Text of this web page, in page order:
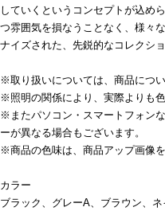
していくというコンセプトが込め
つ雰囲気を損なうことなく、様々
ナイズされた、先鋭的なコレクシ
※取り扱いについては、商品につ
※照明の関係により、実際よりも
※またパソコン・スマートフォン
ーが異なる場合もございます。
※商品の色味は、商品アップ画像を
カラー
ブラック、グレーA、ブラウン、ネ